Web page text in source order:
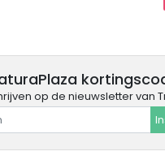
op de nieuwsletter van